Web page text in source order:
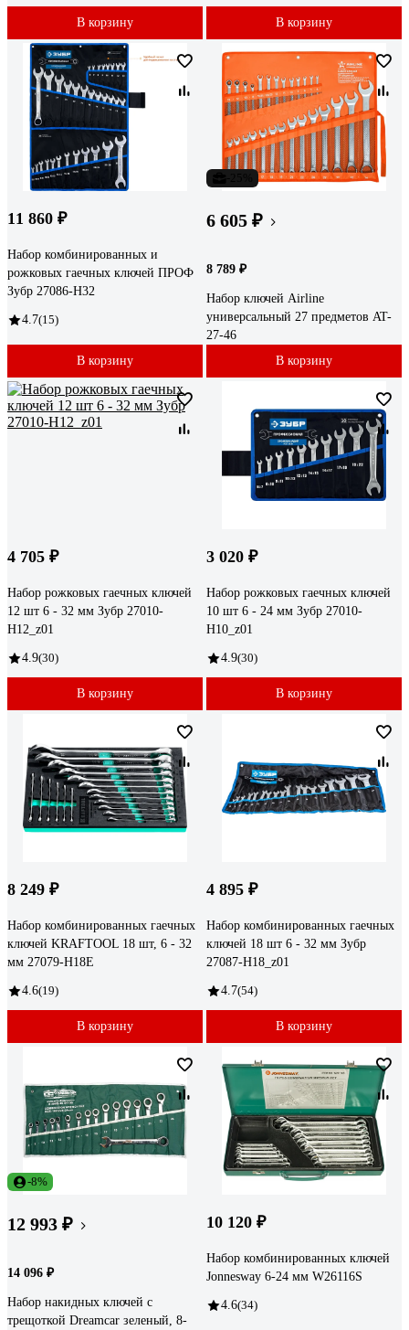
В корзину В корзину
11 860 ₽
Набор комбинированных и
рожковых гаечных ключей ПРОФ
Зубр 27086-H32
4.7(15)
В корзину
6 605 ₽
8 789 ₽
Набор ключей Airline
универсальный 27 предметов AT-
27-46
В корзину
4 705 ₽
Набор рожковых гаечных ключей
12 шт 6 - 32 мм Зубр 27010-
H12_z01
4.9(30)
В корзину
3 020 ₽
Набор рожковых гаечных ключей
10 шт 6 - 24 мм Зубр 27010-
H10_z01
4.9(30)
В корзину
8 249 ₽
Набор комбинированных гаечных
ключей KRAFTOOL 18 шт, 6 - 32
мм 27079-H18E
4.6(19)
В корзину
4 895 ₽
Набор комбинированных гаечных
ключей 18 шт 6 - 32 мм Зубр
27087-H18_z01
4.7(54)
В корзину
-8%
12 993 ₽
14 096 ₽
Набор накидных ключей с
трещоткой Dreamcar зеленый, 8-
10 120 ₽
Набор комбинированных ключей
Jonnesway 6-24 мм W26116S
4.6(34)